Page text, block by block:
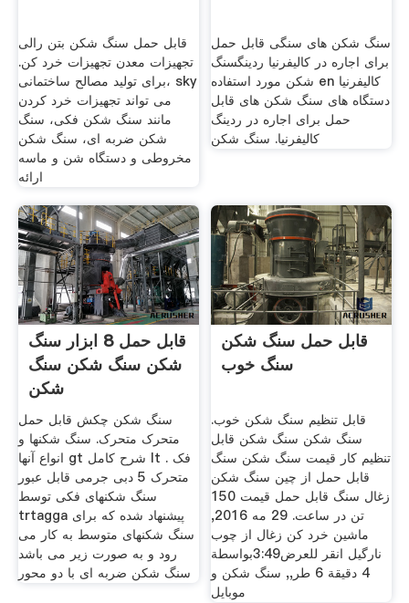
قابل حمل سنگ شکن بتن رالی
تجهیزات معدن تجهیزات خرد کن.
برای تولید مصالح ساختمانی، sky
می تواند تجهیزات خرد کردن
مانند سنگ شکن فکی، سنگ
شکن ضربه ای، سنگ شکن
مخروطی و دستگاه شن و ماسه
ارائه
سنگ شکن های سنگی قابل حمل
برای اجاره در کالیفرنیا ردینگسنگ
شکن مورد استفاده en کالیفرنیا
دستگاه های سنگ شکن های قابل
حمل برای اجاره در ردینگ
کالیفرنیا. سنگ شکن
قابل حمل 8 ابزار سنگ
شکن سنگ شکن سنگ
شکن
سنگ شکن چکش قابل حمل
متحرک متحرک. سنگ شکنها و
انواع آنها gt شرح کامل lt . فک
متحرک 5 دبی جرمی قابل عبور
سنگ شکنهای فکی توسط
trtagga پیشنهاد شده که برای
سنگ شکنهای متوسط به کار می
رود و به صورت زیر می باشد
سنگ شکن ضربه ای با دو محور
قابل حمل سنگ شکن
سنگ خوب
قابل تنظیم سنگ شکن خوب.
سنگ شکن سنگ شکن قابل
تنظیم کار قیمت سنگ شکن سنگ
قابل حمل از چین سنگ شکن
زغال سنگ قابل حمل قیمت 150
تن در ساعت. 29 مه 2016,
ماشین خرد کن زغال از چوب
نارگیل انقر للعرض3:49بواسطة
4 دقيقة 6 طر,, سنگ شکن و
موبایل